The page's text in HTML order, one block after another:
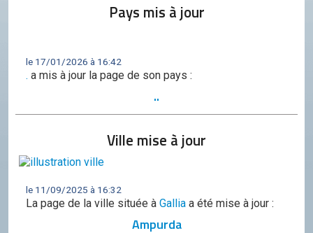
Histoire
Politique
Génération City
L'UNIVERS GC
Le forum
Pays mis à jour
le 17/01/2026 à 16:42
. a mis à jour la page de son pays :
..
Ville mise à jour
le 11/09/2025 à 16:32
La page de la ville située à Gallia a été mise à jour :
Ampurda